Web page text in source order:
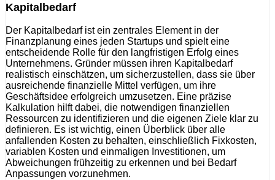
Kapitalbedarf
Der Kapitalbedarf ist ein zentrales Element in der
Finanzplanung eines jeden Startups und spielt eine
entscheidende Rolle für den langfristigen Erfolg eines
Unternehmens. Gründer müssen ihren Kapitalbedarf
realistisch einschätzen, um sicherzustellen, dass sie über
ausreichende finanzielle Mittel verfügen, um ihre
Geschäftsidee erfolgreich umzusetzen. Eine präzise
Kalkulation hilft dabei, die notwendigen finanziellen
Ressourcen zu identifizieren und die eigenen Ziele klar zu
definieren. Es ist wichtig, einen Überblick über alle
anfallenden Kosten zu behalten, einschließlich Fixkosten,
variablen Kosten und einmaligen Investitionen, um
Abweichungen frühzeitig zu erkennen und bei Bedarf
Anpassungen vorzunehmen.